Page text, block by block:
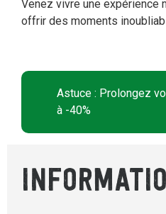
Venez vivre une expérience
offrir des moments
Astuce : Prolongez
à -40%